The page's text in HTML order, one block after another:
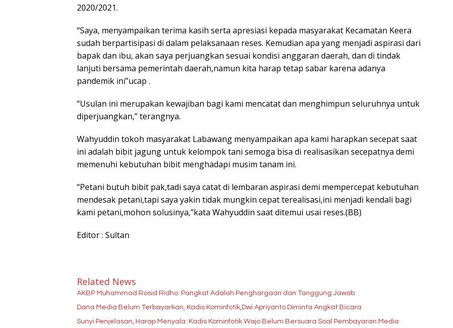
2020/2021.
“Saya, menyampaikan terima kasih serta apresiasi kepada masyarakat Kecamatan Keera
sudah berpartisipasi di dalam pelaksanaan reses. Kemudian apa yang menjadi aspirasi dari
bapak dan ibu, akan saya perjuangkan sesuai kondisi anggaran daerah, dan di tindak
lanjuti bersama pemerintah daerah,namun kita harap tetap sabar karena adanya
pandemik ini”ucap .
“Usulan ini merupakan kewajiban bagi kami mencatat dan menghimpun seluruhnya untuk
diperjuangkan,” terangnya.
Wahyuddin tokoh masyarakat Labawang menyampaikan apa kami harapkan secepat saat
ini adalah bibit jagung untuk kelompok tani semoga bisa di realisasikan secepatnya demi
memenuhi kebutuhan bibit menghadapi musim tanam ini.
“Petani butuh bibit pak,tadi saya catat di lembaran aspirasi demi mempercepat kebutuhan
mendesak petani,tapi saya yakin tidak mungkin cepat terealisasi,ini menjadi kendali bagi
kami petani,mohon solusinya,”kata Wahyuddin saat ditemui usai reses.(BB)
Editor : Sultan
Related News
AKBP Muhammad Rosid Ridho: Pangkat Adalah Penghargaan dan Tanggung Jawab
Dana Media Belum Terbayarkan, Kadis Kominfotik,Dwi Apriyanto Diminta Angkat Bicara
Sunyi Penjelasan, Harap Menyala: Kadis Kominfotik Wajo Belum Bersuara Soal Pembayaran Media